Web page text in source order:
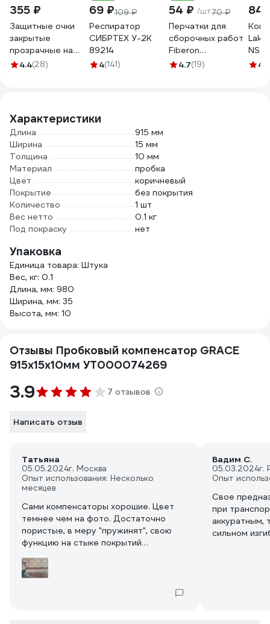
355 ₽
Защитные очки
закрытые
прозрачные на
резинке Gigant
4.4(28)
69 ₽109 ₽
Респиратор
СИБРТЕХ У-2К
89214
4(141)
54 ₽ /шт70 ₽
Перчатки для
сборочных работ
Fiberon
полиэстер, 9/L,
4.7(19)
NS
Одо4.8
Характеристики
Длина
915 мм
Ширина
15 мм
Толщина
10 мм
Материал
пробка
Цвет
коричневый
Покрытие
без покрытия
Количество
1 шт
Вес нетто
0.1 кг
Под покраску
нет
Упаковка
Единица товара: Штука
Вес, кг: 0.1
Длина, мм: 980
Ширина, мм: 35
Высота, мм: 10
Отзывы Пробковый компенсатор GRACE
915x15x10мм УТ000074269
3.9 7 отзывов
Написать отзыв
Татьяна
05.05.2024г. Москва
Опыт использования: Несколько
месяцев
Сами компенсаторы хорошие. Цвет
темнее чем на фото. Достаточно
пористые, в меру "пружинят", свою
функцию на стыке покрытий
что в них хорошо забивается пыль и
мелкий сор, и вымывать оттуда это
Вадим С.
05.03.2024г.
Опыт
Свое
при
аккуратным,
сильном